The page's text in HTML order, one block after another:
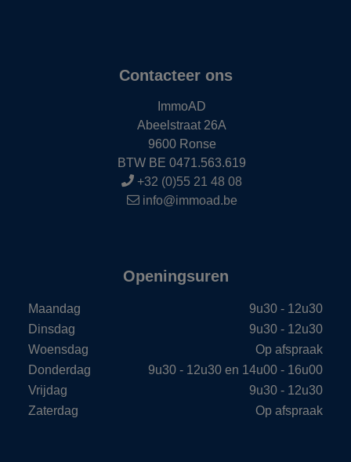
Contacteer ons
ImmoAD
Abeelstraat 26A
9600 Ronse
BTW BE 0471.563.619
+32 (0)55 21 48 08
info@immoad.be
Openingsuren
Maandag
9u30 - 12u30
Dinsdag
9u30 - 12u30
Woensdag
Op afspraak
Donderdag
9u30 - 12u30 en 14u00 - 16u00
Vrijdag
9u30 - 12u30
Zaterdag
Op afspraak